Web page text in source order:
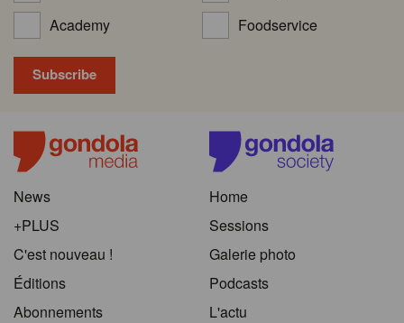
Academy
Foodservice
News
+PLUS
C'est nouveau !
Éditions
Abonnements
Home
Sessions
Galerie photo
Podcasts
L'actu